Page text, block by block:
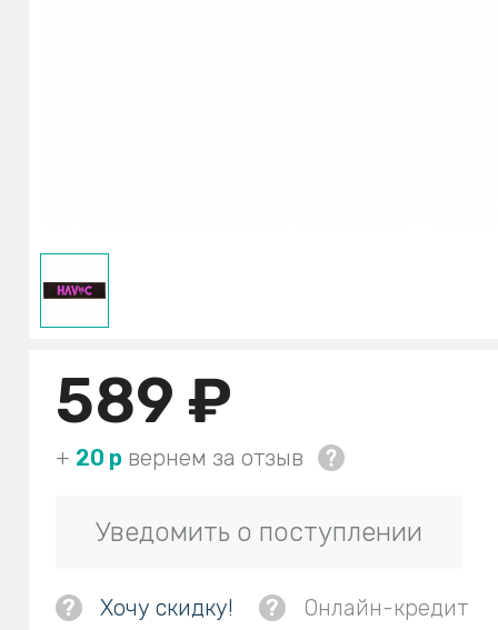
589 ₽
+ 20 р вернем за отзыв
Уведомить о поступлении
? Хочу скидку! ? Онлайн-кредит